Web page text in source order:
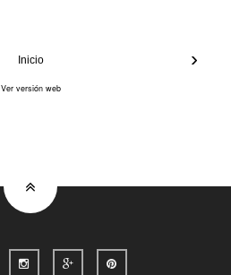
›
Inicio
Ver versión web